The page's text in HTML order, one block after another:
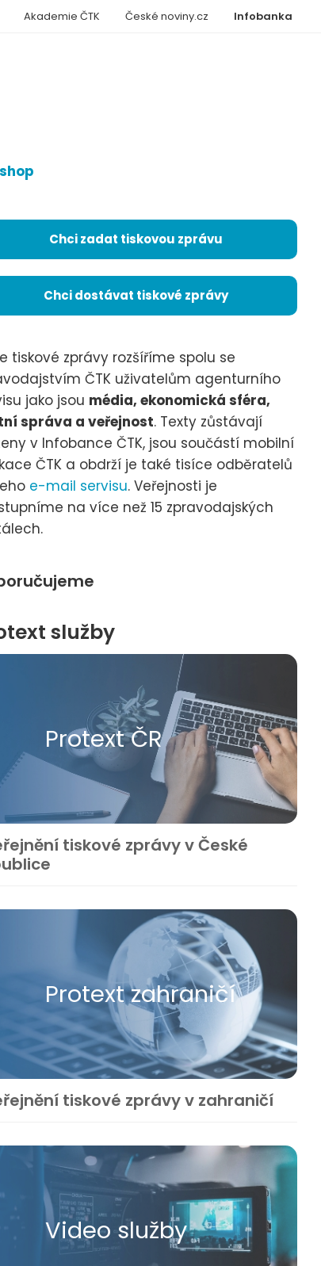
Infobanka
Akademie ČTK České noviny.cz
Chci zadat tiskovou zprávu
Chci dostávat tiskové zprávy
tiskové zprávy rozšíříme spolu se
ČTK uživatelům agenturního
jako jsou média, ekonomická sféra,
správa a veřejnost. Texty zůstávají
v Infobance ČTK, jsou součástí mobilní
ČTK a obdrží je také tisíce odběratelů
e-mail servisu. Veřejnosti je
na více než 15 zpravodajských
služby
Protext ČR
tiskové zprávy v České
Protext zahraničí
tiskové zprávy v zahraničí
Video služby